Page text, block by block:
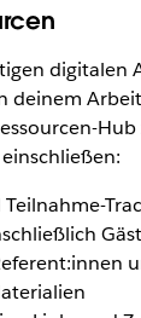
digitalen
deinem
Hub